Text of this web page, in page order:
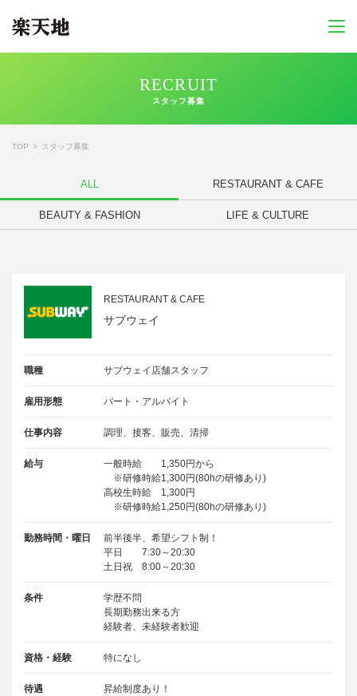
RECRUIT
スタッフ募集
TOP スタッフ募集
ALL RESTAURANT & CAFE
BEAUTY & FASHION LIFE & CULTURE
RESTAURANT & CAFE
サブウェイ
職種 サブウェイ店舗スタッフ
雇用形態 パート・アルバイト
仕事内容 調理、接客、販売、清掃
給与
一般時給 1,350円から
※研修時給1,300円(80hの研修あり)
高校生時給 1,300円
※研修時給1,250円(80hの研修あり)
勤務時間・曜日
前半後半、希望シフト制！
平日 7:30～20:30
土日祝 8:00～20:30
条件
学歴不問
長期勤務出来る方
経験者、未経験者歓迎
資格・経験 特になし
待遇
昇給制度あり！